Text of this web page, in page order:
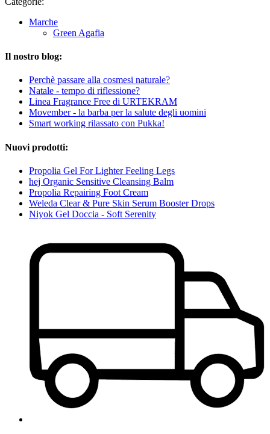
Marche
Green Agafia
Il nostro blog:
Perchè passare alla cosmesi naturale?
Natale - tempo di riflessione?
Linea Fragrance Free di URTEKRAM
Movember - la barba per la salute degli uomini
Smart working rilassato con Pukka!
Nuovi prodotti:
Propolia Gel For Lighter Feeling Legs
hej Organic Sensitive Cleansing Balm
Propolia Repairing Foot Cream
Weleda Clear & Pure Skin Serum Booster Drops
Niyok Gel Doccia - Soft Serenity